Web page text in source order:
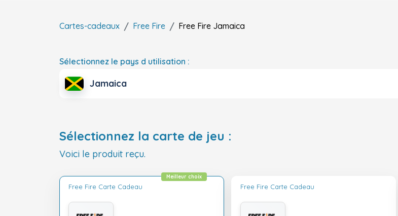
Cartes-cadeaux Free Fire Free Fire Jamaica
Sélectionnez le pays d utilisation :
Jamaica
Sélectionnez la carte de jeu :
Voici le produit reçu.
Free Fire Carte Cadeau
Meilleur choix
Free Fire Carte Cadeau